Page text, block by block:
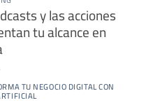
y las acciones
tu alcance en
TU NEGOCIO DIGITAL CON